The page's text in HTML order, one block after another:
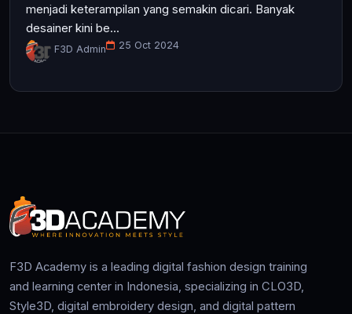
menjadi keterampilan yang semakin dicari. Banyak
desainer kini be...
F3D Admin 25 Oct 2024
F3D Academy is a leading digital fashion design training
and learning center in Indonesia, specializing in CLO3D,
Style3D, digital embroidery design, and digital pattern